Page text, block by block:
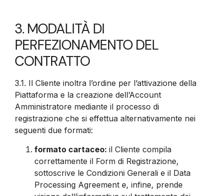
3. MODALITÀ DI
PERFEZIONAMENTO DEL
CONTRATTO
3.1. Il Cliente inoltra l’ordine per l’attivazione della
Piattaforma e la creazione dell’Account
Amministratore mediante il processo di
registrazione che si effettua alternativamente nei
seguenti due formati:
formato cartaceo: il Cliente compila
correttamente il Form di Registrazione,
sottoscrive le Condizioni Generali e il Data
Processing Agreement e, infine, prende